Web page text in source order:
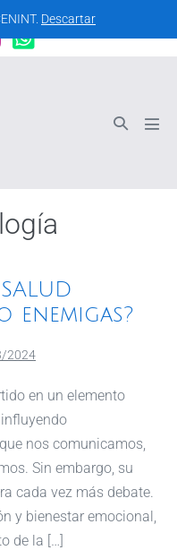
Descartar
de Psicología
enemigas?
2024
en un elemento
nos comunicamos,
Sin embargo, su
cada vez más debate.
y bienestar emocional,
de la […]